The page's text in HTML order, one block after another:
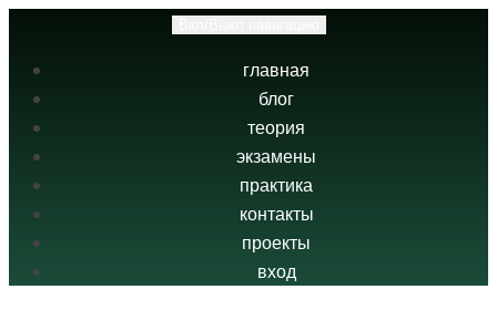
главная
блог
теория
экзамены
практика
контакты
проекты
вход